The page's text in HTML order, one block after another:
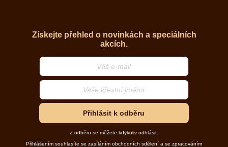
Získejte přehled o novinkách a speciálních
akcích.
Přihlásit k odběru
Z odběru se můžete kdykoliv odhlásit.
Přihlášením souhlasíte se zasíláním obchodních sdělení a se zpracováním